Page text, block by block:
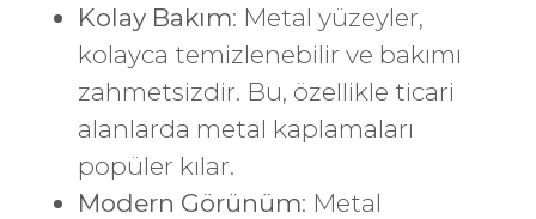
Kolay Bakım: Metal yüzeyler,
kolayca temizlenebilir ve bakımı
zahmetsizdir. Bu, özellikle ticari
alanlarda metal kaplamaları
popüler kılar.
Modern Görünüm: Metal